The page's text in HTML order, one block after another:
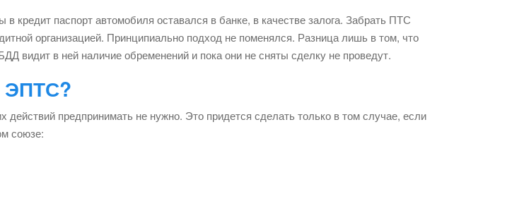
паспорт автомобиля оставался в банке, в качестве залога. Забрать ПТС
организацией. Принципиально подход не поменялся. Разница лишь в том, что
видит в ней наличие обременений и пока они не сняты сделку не проведут.
ЭПТС?
предпринимать не нужно. Это придется сделать только в том случае, если
союзе: